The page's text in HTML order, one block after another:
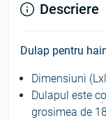
Descriere
Dulap pentru
Dimensiuni
Dulapul este
grosimea de